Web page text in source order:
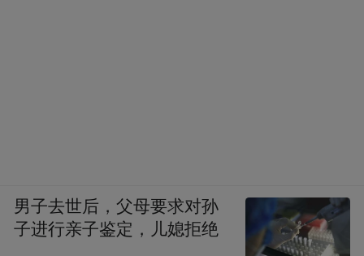
男子去世后，父母要求对孙
子进行亲子鉴定，儿媳拒绝